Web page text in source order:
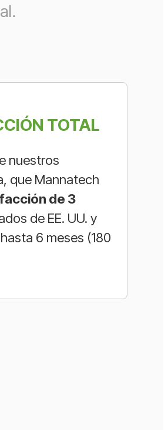
TOTAL
nuestros
que Mannatech
de 3
de EE. UU. y
6 meses (180